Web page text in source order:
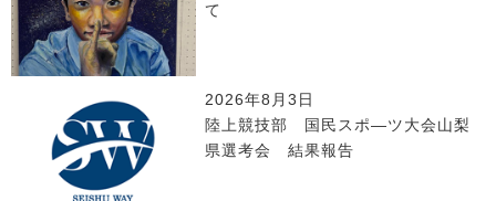
て
2026年8月3日
陸上競技部 国民スポ―ツ大会山梨
県選考会 結果報告